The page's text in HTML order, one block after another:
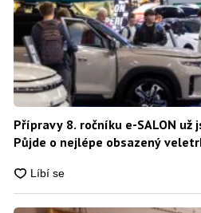
Přípravy 8. ročníku e-SALON už
Půjde o nejlépe obsazený